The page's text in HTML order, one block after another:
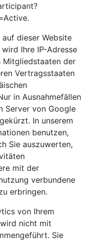
dieser Website
Ihre IP-Adresse
Mitgliedstaaten der
Vertragsstaaten
in Ausnahmefällen
Server von Google
In unserem
benutzen,
Sie auszuwerten,
mit der
verbundene
erbringen.
von Ihrem
nicht mit
Sie